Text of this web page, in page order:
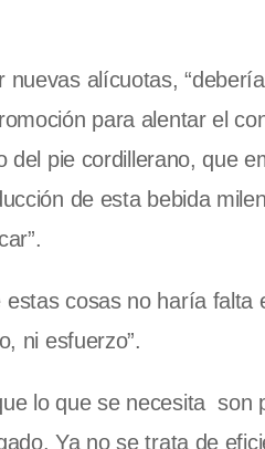
alícuotas,
para alentar el
del pie cordillerano, que
de esta bebida
estas cosas no haría
ni esfuerzo”.
lo que se necesita
Ya no se trata de